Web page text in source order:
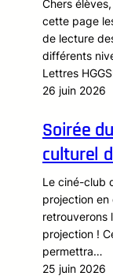
Chers
cette page
de lecture
différents
Lettres
26 juin 2026
Soirée
culturel
Le ciné-club
projection en
retrouverons
projection !
permettra…
25 juin 2026